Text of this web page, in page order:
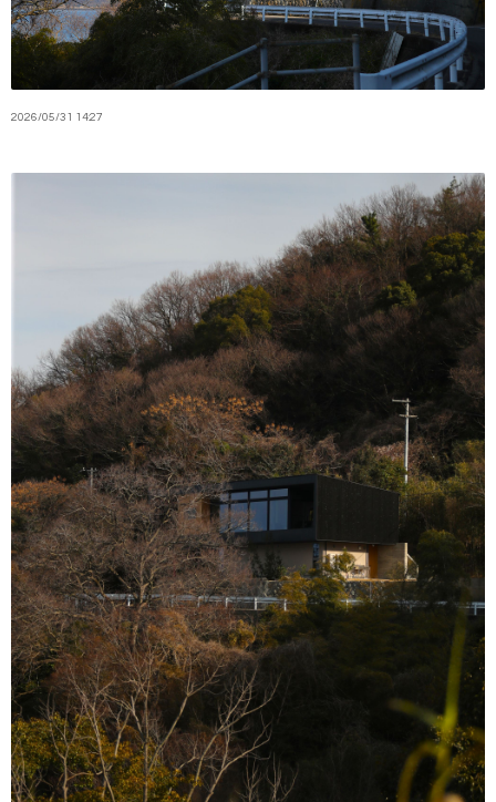
2026/05/31 14:27